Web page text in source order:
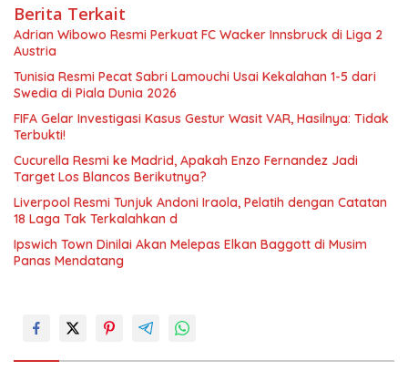
Berita Terkait
Adrian Wibowo Resmi Perkuat FC Wacker Innsbruck di Liga 2
Austria
Tunisia Resmi Pecat Sabri Lamouchi Usai Kekalahan 1-5 dari
Swedia di Piala Dunia 2026
FIFA Gelar Investigasi Kasus Gestur Wasit VAR, Hasilnya: Tidak
Terbukti!
Cucurella Resmi ke Madrid, Apakah Enzo Fernandez Jadi
Target Los Blancos Berikutnya?
Liverpool Resmi Tunjuk Andoni Iraola, Pelatih dengan Catatan
18 Laga Tak Terkalahkan d
Ipswich Town Dinilai Akan Melepas Elkan Baggott di Musim
Panas Mendatang